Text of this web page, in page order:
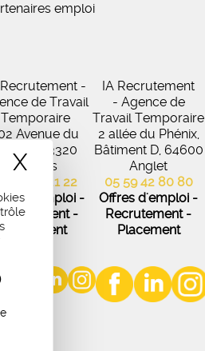
X Masquer le
emploi
-
de Travail
Temporaire
Avenue du
Médoc, 33320
Eysines
05 56 45 21 22
d'emploi -
-
Placement
IA Recrutement
- Agence de
Travail Temporaire
2 allée du Phénix,
Bâtiment D, 64600
Anglet
05 59 42 80 80
Offres d'emploi -
Recrutement -
Placement